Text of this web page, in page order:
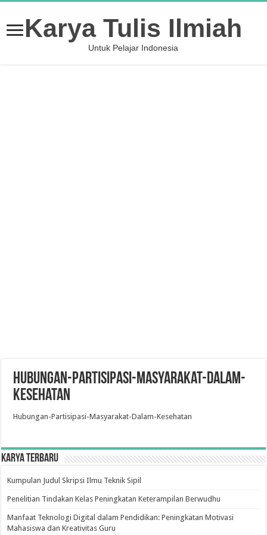
Karya Tulis Ilmiah
Untuk Pelajar Indonesia
Hubungan-Partisipasi-Masyarakat-Dalam-
Kesehatan
Hubungan-Partisipasi-Masyarakat-Dalam-Kesehatan
Karya Terbaru
Kumpulan Judul Skripsi Ilmu Teknik Sipil
Penelitian Tindakan Kelas Peningkatan Keterampilan Berwudhu
Manfaat Teknologi Digital dalam Pendidikan: Peningkatan Motivasi
Mahasiswa dan Kreativitas Guru